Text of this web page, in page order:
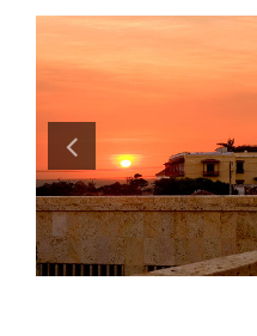
SISTEMA DE